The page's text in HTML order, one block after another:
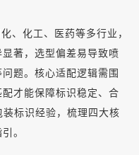
、化工、医药等多行业，
著，选型偏差易导致喷
题。核心适配逻辑需围
才能保障标识稳定、合
标识经验，梳理四大核
。